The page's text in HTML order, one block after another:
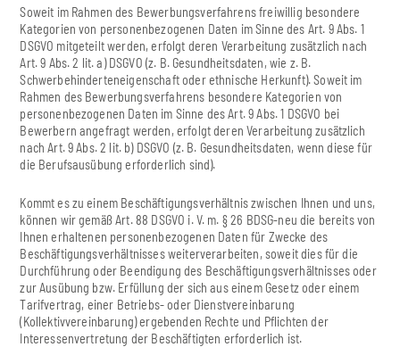
Soweit im Rahmen des Bewerbungsverfahrens freiwillig besondere
Kategorien von personenbezogenen Daten im Sinne des Art. 9 Abs. 1
DSGVO mitgeteilt werden, erfolgt deren Verarbeitung zusätzlich nach
Art. 9 Abs. 2 lit. a) DSGVO (z. B. Gesundheitsdaten, wie z. B.
Schwerbehinderteneigenschaft oder ethnische Herkunft). Soweit im
Rahmen des Bewerbungsverfahrens besondere Kategorien von
personenbezogenen Daten im Sinne des Art. 9 Abs. 1 DSGVO bei
Bewerbern angefragt werden, erfolgt deren Verarbeitung zusätzlich
nach Art. 9 Abs. 2 lit. b) DSGVO (z. B. Gesundheitsdaten, wenn diese für
die Berufsausübung erforderlich sind).
Kommt es zu einem Beschäftigungsverhältnis zwischen Ihnen und uns,
können wir gemäß Art. 88 DSGVO i. V. m. § 26 BDSG-neu die bereits von
Ihnen erhaltenen personenbezogenen Daten für Zwecke des
Beschäftigungsverhältnisses weiterverarbeiten, soweit dies für die
Durchführung oder Beendigung des Beschäftigungsverhältnisses oder
zur Ausübung bzw. Erfüllung der sich aus einem Gesetz oder einem
Tarifvertrag, einer Betriebs- oder Dienstvereinbarung
(Kollektivvereinbarung) ergebenden Rechte und Pflichten der
Interessenvertretung der Beschäftigten erforderlich ist.